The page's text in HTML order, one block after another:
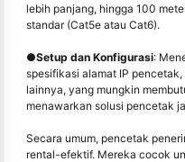
lebih panjang, hingga 100
standar (Cat5e atau Cat6).
●Setup dan Konfigurasi:
spesifikasi alamat IP
lainnya, yang mungkin
menawarkan solusi pencetak
Secara umum, pencetak
rental-efektif. Mereka cocok